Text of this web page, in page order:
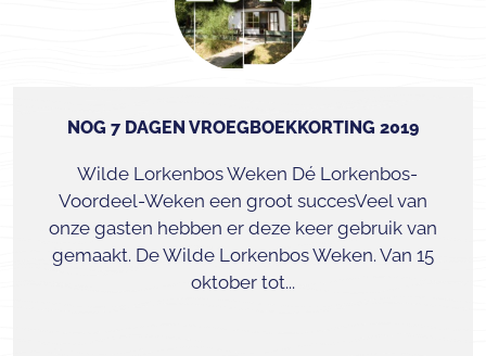
NOG 7 DAGEN VROEGBOEKKORTING 2019
Wilde Lorkenbos Weken Dé Lorkenbos-
Voordeel-Weken een groot succesVeel van
onze gasten hebben er deze keer gebruik van
gemaakt. De Wilde Lorkenbos Weken. Van 15
oktober tot...